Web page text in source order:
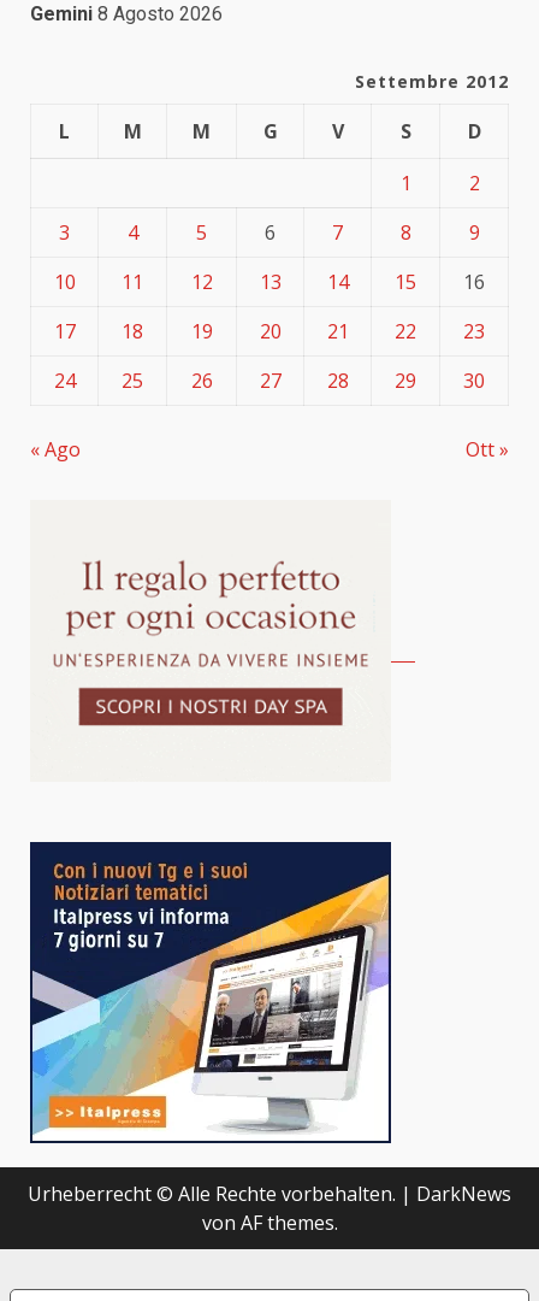
Gemini 8 Agosto 2026
Settembre 2012
L M M G V S
D
1
2
3
4 5 6 7 8
9
10
11 12 13 14 15
16
17
18 19 20 21 22
23
24
25 26 27 28 29 30
« Ago Ott »
Urheberrecht © Alle Rechte vorbehalten. | DarkNews
von AF themes.